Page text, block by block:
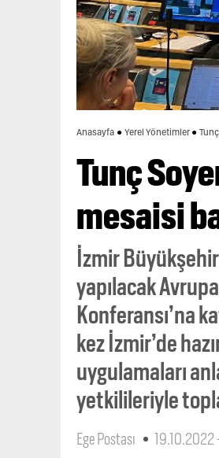
Anasayfa Yerel Yönetimler
Tunç
mesaisi
İzmir
yapılacak
Konferansı’na
kez İzmir’de
uygulamaları
yetkilileriyle
Ege Postası 19.10.2022